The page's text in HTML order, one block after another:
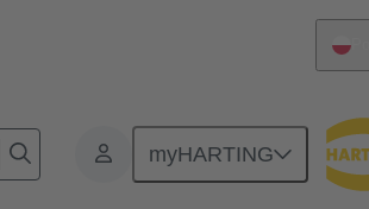
myHARTING
sprawność energetyczną nawet o 50%